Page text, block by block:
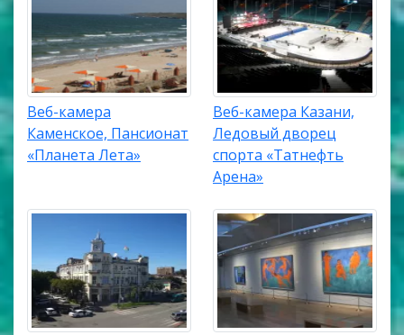
Веб-камера
Каменское, Пансионат
«Планета Лета»
Веб-камера Казани,
Ледовый дворец
спорта «Татнефть
Арена»